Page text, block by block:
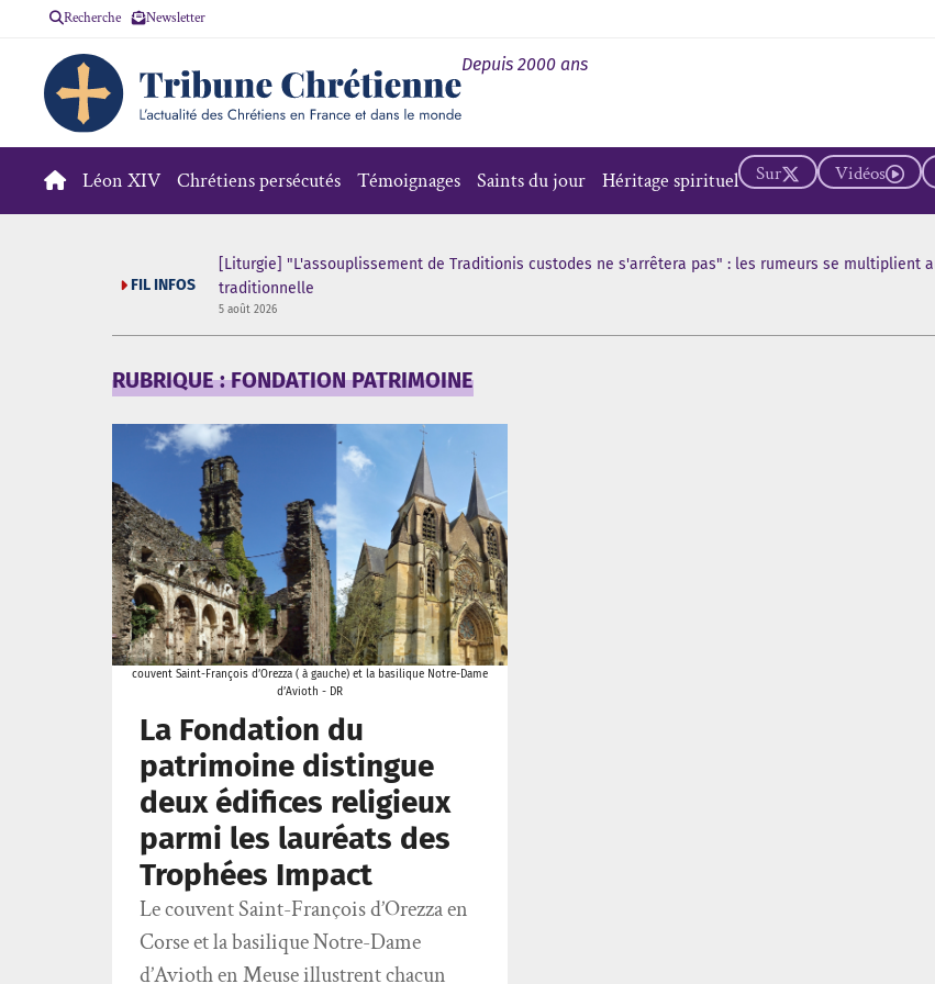
Recherche Newsletter
Depuis 2000 ans
Léon XIV Chrétiens persécutés Témoignages Saints du jour Héritage spirituel Vidéos
Sur
FIL INFOS
[Liturgie] "L'assouplissement de Traditionis custodes ne s'arrêtera pas" : les rumeurs se multiplient
traditionnelle
5 août 2026
RUBRIQUE : FONDATION PATRIMOINE
couvent Saint-François d’Orezza ( à gauche) et la basilique Notre-Dame
d’Avioth - DR
La Fondation du
patrimoine distingue
deux édifices religieux
parmi les lauréats des
Trophées Impact
Le couvent Saint-François d’Orezza en
Corse et la basilique Notre-Dame
d’Avioth en Meuse illustrent chacun